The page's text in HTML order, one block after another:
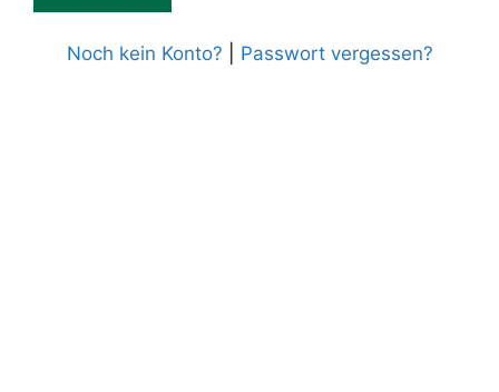
Noch kein Konto? Passwort vergessen?